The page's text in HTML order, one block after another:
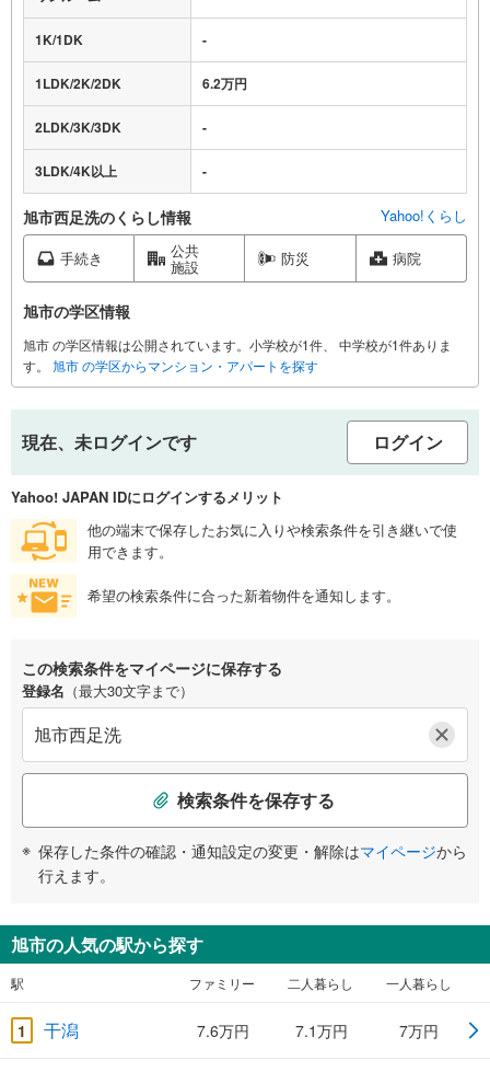
1K/1DK -
1LDK/2K/2DK 6.2万円
2LDK/3K/3DK -
3LDK/4K以上 -
旭市西足洗のくらし情報 Yahoo!くらし
手続き 公共
施設 防災 病院
旭市の学区情報
旭市 の学区情報は公開されています。小学校が1件、 中学校が1件ありま
す。
旭市 の学区からマンション・アパートを探す
現在、未ログインです ログイン
Yahoo! JAPAN IDにログインするメリット
他の端末で保存したお気に入りや検索条件を引き継いで使
用できます。
希望の検索条件に合った新着物件を通知します。
この検索条件をマイページに保存する
登録名 （最大30文字まで）
検索条件を保存する
保存した条件の確認・通知設定の変更・解除はマイページから
行えます。
旭市の人気の駅から探す
駅 ファミリー 二人暮らし 一人暮らし
1 干潟 7.6万円 7.1万円 7万円